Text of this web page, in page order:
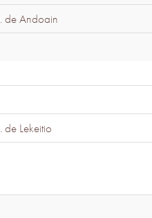
de Andoain
de Lekeitio